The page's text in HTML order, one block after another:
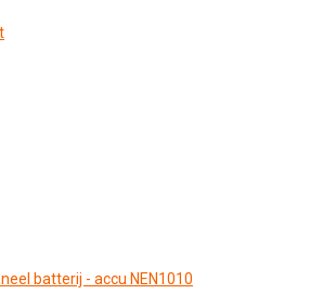
batterij - accu NEN1010